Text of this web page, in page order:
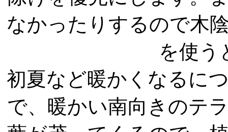
なかったりするので木
を使う
初夏など暖かくなるに
で、暖かい南向きのテ